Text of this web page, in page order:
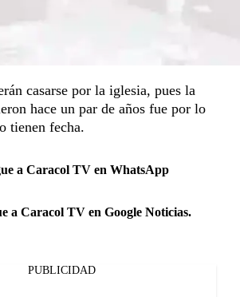
casarse por la iglesia, pues la
hace un par de años fue por lo
tienen fecha.
a Caracol TV en WhatsApp
a Caracol TV en Google Noticias.
PUBLICIDAD